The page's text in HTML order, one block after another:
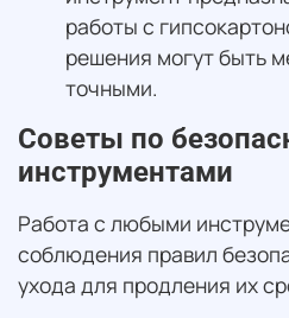
работы с
решения могут быть
точными.
Советы по
инструментами
Работа с любыми
соблюдения правил
ухода для продления их